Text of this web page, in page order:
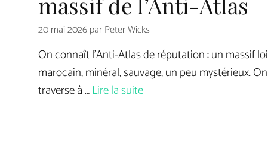
20 mai 2026parPeter Wicks
On connaît l’Anti-Atlas de réputation : un massif
marocain, minéral, sauvage, un peu mystérieux.
traverse à …Lire la suite